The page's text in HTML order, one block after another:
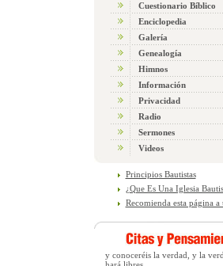
Cuestionario Bíblico
Enciclopedia
Galería
Genealogía
Himnos
Información
Privacidad
Radio
Sermones
Videos
Principios Bautistas
¿Que Es Una Iglesia
Recomienda esta página
y conoceréis la verdad, y la